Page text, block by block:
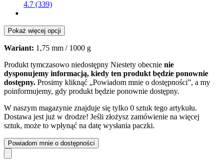
4.7 (339)
Pokaż więcej opcji
Wariant: 1,75 mm / 1000 g
Produkt tymczasowo niedostępny Niestety obecnie nie
dysponujemy informacją, kiedy ten produkt będzie ponownie
dostępny. Prosimy kliknąć „Powiadom mnie o dostępności”, a my
poinformujemy, gdy produkt będzie ponownie dostępny.
W naszym magazynie znajduje się tylko 0 sztuk tego artykułu.
Dostawa jest już w drodze! Jeśli złożysz zamówienie na więcej
sztuk, może to wpłynąć na datę wysłania paczki.
Powiadom mnie o dostępności